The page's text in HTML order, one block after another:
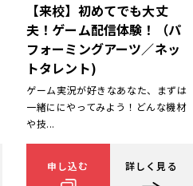
【来校】初めてでも大丈
夫！ゲーム配信体験！（パ
フォーミングアーツ／ネッ
トタレント)
ゲーム実況が好きなあなた、まずは
一緒ににやってみよう！どんな機材
や技...
申し込む 詳しく見る